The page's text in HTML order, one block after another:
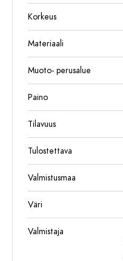
Korkeus
Materiaali
Muoto- perusalue
Paino
Tilavuus
Tulostettava
Valmistusmaa
Väri
Valmistaja